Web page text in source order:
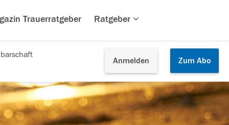
Trauerratgeber Ratgeber
Anmelden Zum Abo